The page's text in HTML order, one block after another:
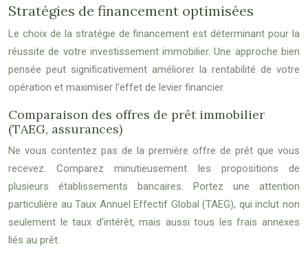
Stratégies de financement optimisées
Le choix de la stratégie de financement est déterminant pour la
réussite de votre investissement immobilier. Une approche bien
pensée peut significativement améliorer la rentabilité de votre
opération et maximiser l’effet de levier financier.
Comparaison des offres de prêt immobilier
(TAEG, assurances)
Ne vous contentez pas de la première offre de prêt que vous
recevez. Comparez minutieusement les propositions de
plusieurs établissements bancaires. Portez une attention
particulière au Taux Annuel Effectif Global (TAEG), qui inclut non
seulement le taux d’intérêt, mais aussi tous les frais annexes
liés au prêt.